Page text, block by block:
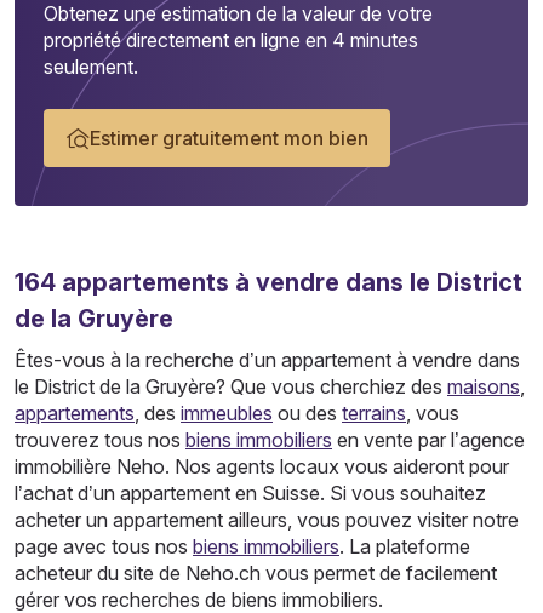
Obtenez une estimation de la valeur de votre
propriété directement en ligne en 4 minutes
seulement.
Estimer gratuitement mon bien
164 appartements à vendre dans le District
de la Gruyère
Êtes-vous à la recherche d’un appartement à vendre dans
le District de la Gruyère? Que vous cherchiez des maisons,
appartements, des immeubles ou des terrains, vous
trouverez tous nos biens immobiliers en vente par l’agence
immobilière Neho. Nos agents locaux vous aideront pour
l’achat d’un appartement en Suisse. Si vous souhaitez
acheter un appartement ailleurs, vous pouvez visiter notre
page avec tous nos biens immobiliers. La plateforme
acheteur du site de Neho.ch vous permet de facilement
gérer vos recherches de biens immobiliers.